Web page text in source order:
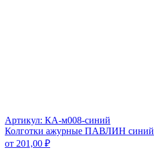
Артикул: КА-м008-синий
Колготки ажурные ПАВЛИН синий
от 201,00 ₽